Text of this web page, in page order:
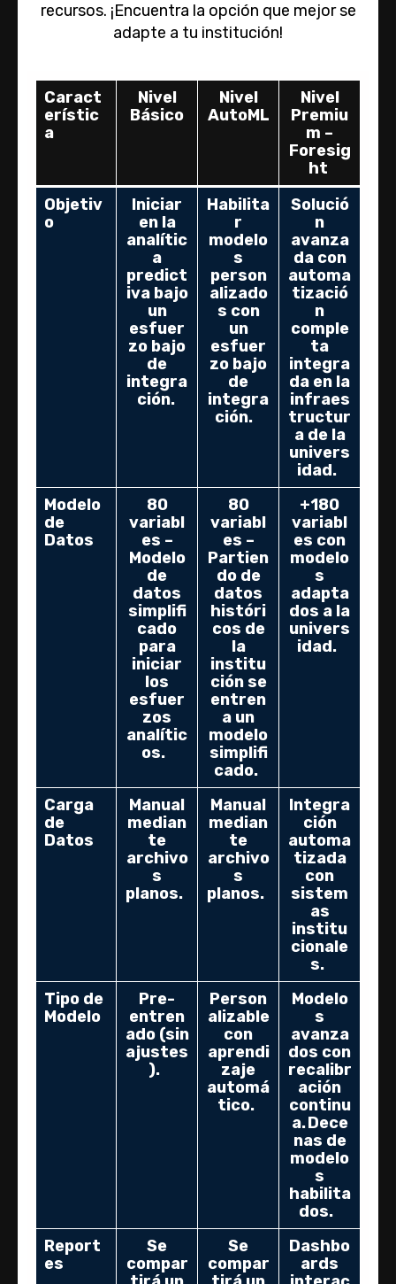
recursos. ¡Encuentra la opción que mejor se
adapte a tu institución!
Caract
erístic
a
Nivel
Básico
Nivel
AutoML
Nivel
Premiu
m –
Foresig
ht
Objetiv
o
Iniciar
en la
analític
a
predict
iva bajo
un
esfuer
zo bajo
de
integra
ción.
Habilita
r
modelo
s
person
alizado
s con
un
esfuer
zo bajo
de
integra
ción.
Solució
n
avanza
da con
automa
tizació
n
comple
ta
integra
da en la
infraes
tructur
a de la
univers
idad.
Modelo
de
Datos
80
variabl
es –
Modelo
de
datos
simplifi
cado
para
iniciar
los
esfuer
zos
analític
os.
80
variabl
es –
Partien
do de
datos
históri
cos de
la
institu
ción se
entren
a un
modelo
simplifi
cado.
+180
variabl
es con
modelo
s
adapta
dos a la
univers
idad.
Carga
de
Datos
Manual
median
te
archivo
s
planos.
Manual
median
te
archivo
s
planos.
Integra
ción
automa
tizada
con
sistem
as
institu
cionale
s.
Tipo de
Modelo
Pre-
entren
ado (sin
ajustes
).
Person
alizable
con
aprendi
zaje
automá
tico.
Modelo
s
avanza
dos con
recalibr
ación
continu
a. Dece
nas de
modelo
s
habilita
dos.
Report
es
Se
compar
Se
compar
Dashbo
ards